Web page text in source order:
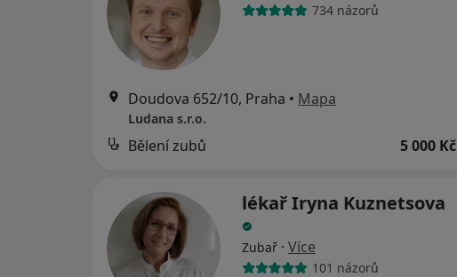
734 názorů
Doudova 652/10, Praha • Mapa
Ludana s.r.o.
Bělení zubů 5 000 Kč
lékař Iryna Kuznetsova
Zubař · Více
101 názorů